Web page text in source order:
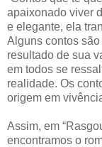
apaixonado viver
e elegante, ela
Alguns contos
resultado de sua
em todos se
realidade. Os
origem em
Assim, em
encontramos o